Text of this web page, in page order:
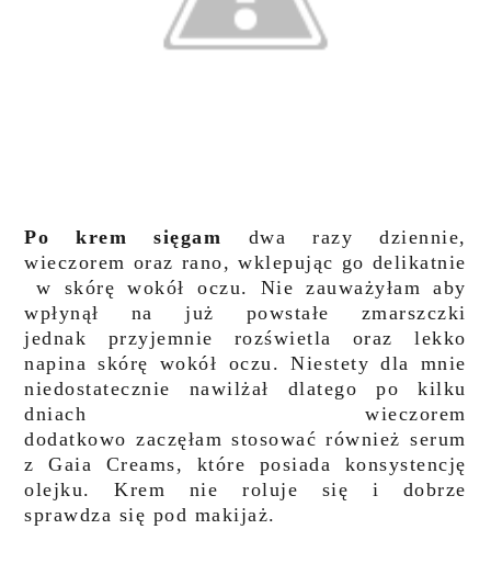
Po krem sięgam
dwa razy dziennie,
wieczorem oraz rano, wklepując go delikatnie
w skórę wokół oczu. Nie zauważyłam aby
wpłynął na już powstałe zmarszczki
jednak przyjemnie rozświetla oraz lekko
napina skórę wokół oczu. Niestety dla mnie
niedostatecznie nawilżał dlatego po kilku
dniach wieczorem
dodatkowo zaczęłam stosować również serum
z Gaia Creams, które posiada konsystencję
olejku. Krem nie roluje się i dobrze
sprawdza się pod makijaż.